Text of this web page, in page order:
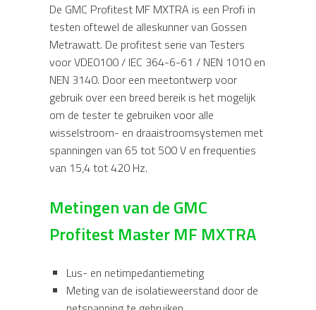
De GMC Profitest MF MXTRA is een Profi in
testen oftewel de alleskunner van Gossen
Metrawatt. De profitest serie van Testers
voor VDE0100 / IEC 364-6-61 / NEN 1010 en
NEN 3140. Door een meetontwerp voor
gebruik over een breed bereik is het mogelijk
om de tester te gebruiken voor alle
wisselstroom- en draaistroomsystemen met
spanningen van 65 tot 500 V en frequenties
van 15,4 tot 420 Hz.
Metingen van de GMC
Profitest Master MF MXTRA
Lus- en netimpedantiemeting
Meting van de isolatieweerstand door de